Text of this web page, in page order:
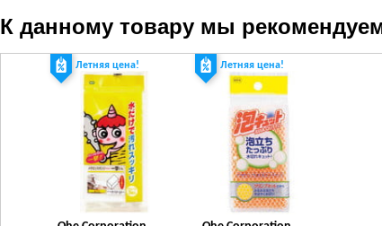
К данному товару мы
Летняя цена! Летняя цена!